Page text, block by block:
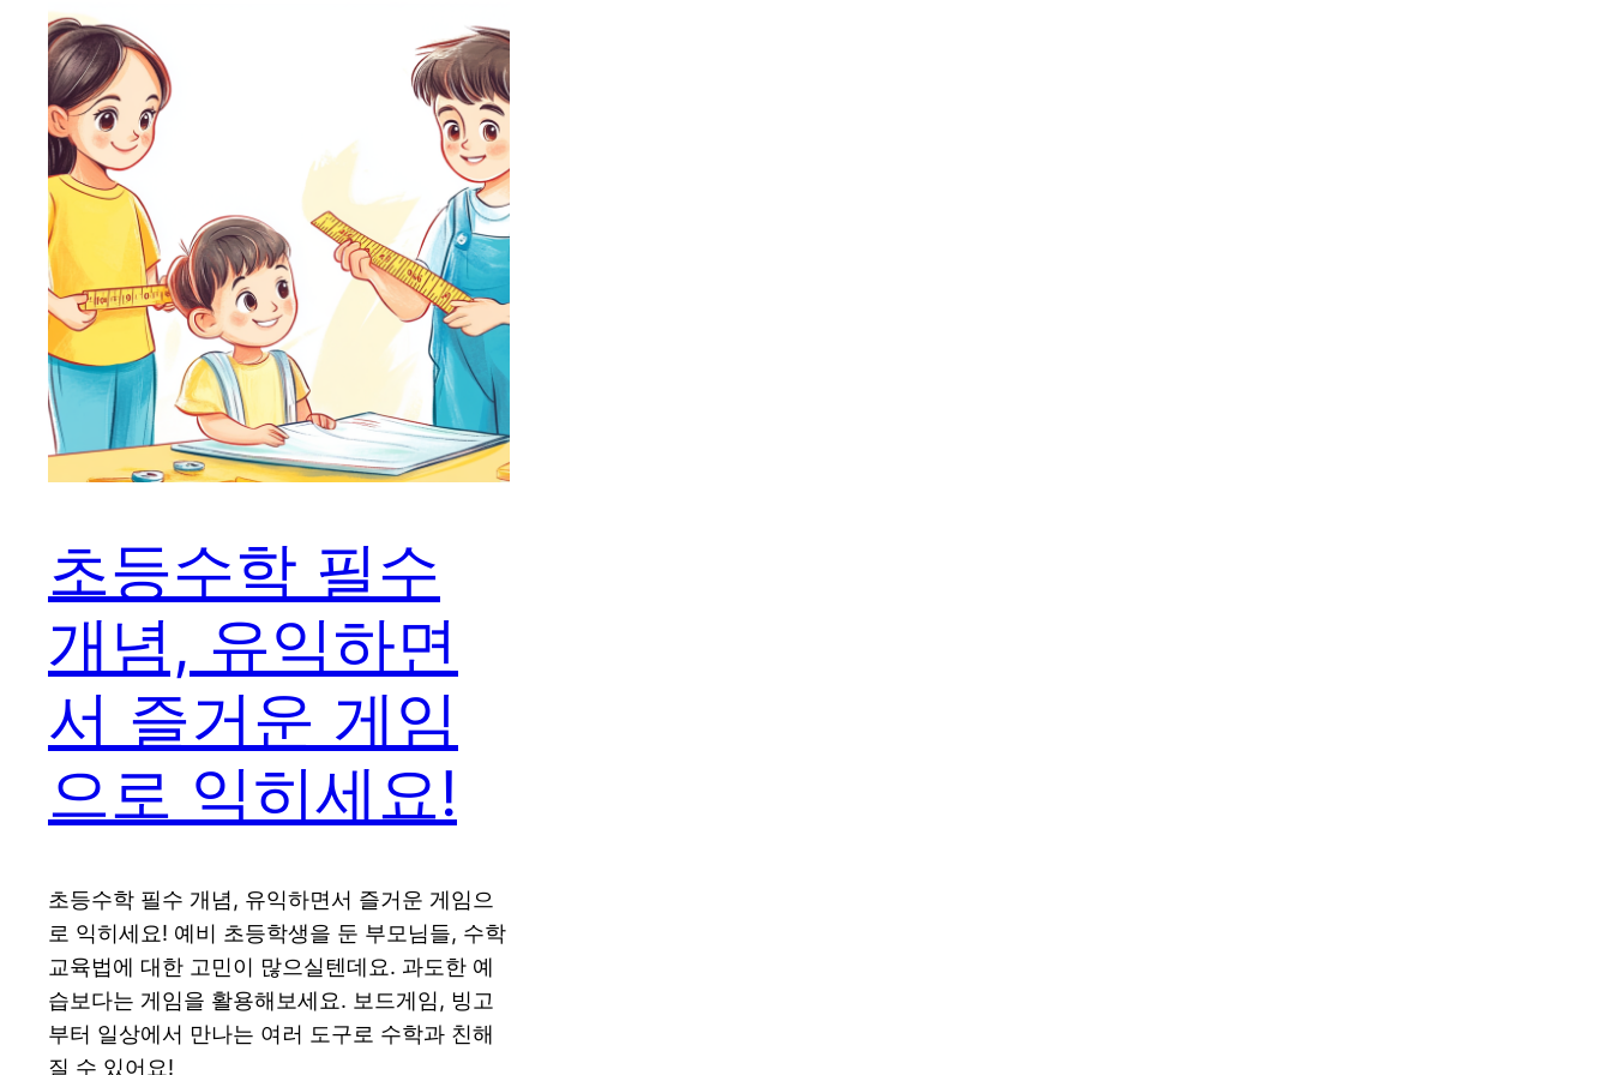
초등수학 필수
개념, 유익하면
서 즐거운 게임
으로 익히세요!
초등수학 필수 개념, 유익하면서 즐거운 게임으
로 익히세요! 예비 초등학생을 둔 부모님들, 수학
교육법에 대한 고민이 많으실텐데요. 과도한 예
습보다는 게임을 활용해보세요. 보드게임, 빙고
부터 일상에서 만나는 여러 도구로 수학과 친해
질 수 있어요!